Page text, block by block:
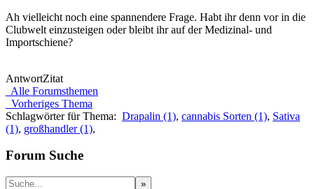
Ah vielleicht noch eine spannendere Frage. Habt ihr denn vor in die
Clubwelt einzusteigen oder bleibt ihr auf der Medizinal- und
Importschiene?
AntwortZitat
Alle Forumsthemen
Vorheriges Thema
Schlagwörter für Thema: Drapalin (1), cannabis Sorten (1), Sativa
(1), großhandler (1),
Forum Suche